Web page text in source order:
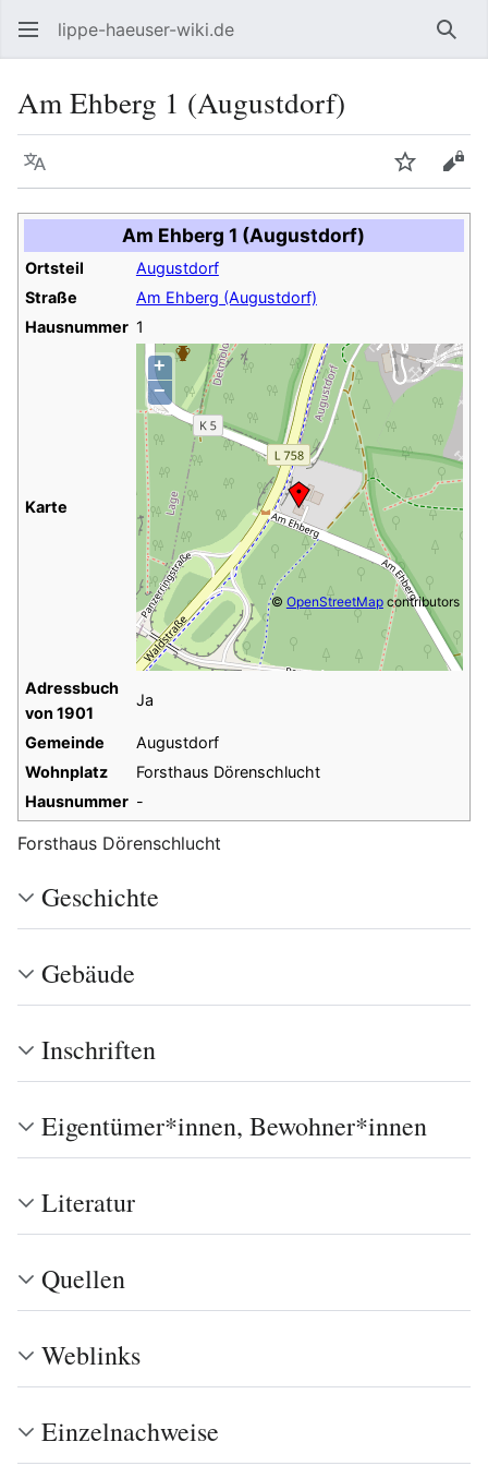
lippe-haeuser-wiki.de
Am Ehberg 1 (Augustdorf)
Sprache
Am Ehberg 1 (Augustdorf)
Ortsteil
Augustdorf
Straße
Am Ehberg (Augustdorf)
Hausnummer 1
Karte
+
−
© OpenStreetMapcontributors
Adressbuch
von 1901
Ja
Gemeinde
Augustdorf
Wohnplatz
Forsthaus Dörenschlucht
Hausnummer -
Forsthaus Dörenschlucht
Geschichte
Gebäude
Inschriften
Eigentümer*innen, Bewohner*innen
Literatur
Quellen
Weblinks
Einzelnachweise